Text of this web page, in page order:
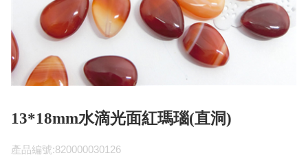
13*18mm水滴光面紅瑪瑙(直洞)
產品編號:820000030126